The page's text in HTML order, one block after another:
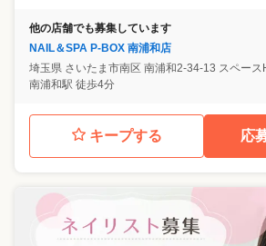
他の店舗でも募集しています
NAIL＆SPA P-BOX 南浦和店
埼玉県 さいたま市南区 南浦和2-34-13 スペース
南浦和駅 徒歩4分
キープする 応